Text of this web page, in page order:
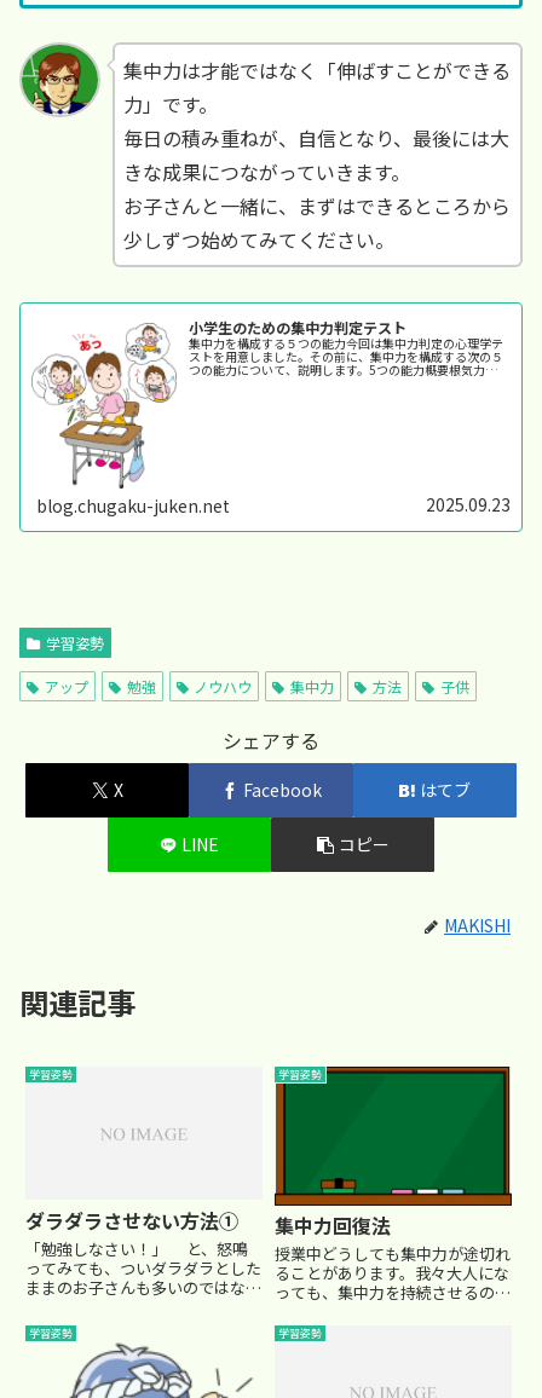
集中力は才能ではなく「伸ばすことができる
力」です。
毎日の積み重ねが、自信となり、最後には大
きな成果につながっていきます。
お子さんと一緒に、まずはできるところから
少しずつ始めてみてください。
小学生のための集中力判定テスト
集中力を構成する５つの能力今回は集中力判定の心理学テ
ストを用意しました。その前に、集中力を構成する次の５
つの能力について、説明します。5つの能力概要根気力集中
を持続する力。物事を達成するまで、いかに気持ちを保て
blog.chugaku-juken.net 2025.09.23
学習姿勢
アップ 勉強 ノウハウ 集中力 方法 子供
シェアする
X Facebook はてブ
LINE コピー
MAKISHI
関連記事
学習姿勢
ダラダラさせない方法①
「勉強しなさい！」 と、怒鳴
ってみても、ついダラダラとした
ままのお子さんも多いのではない
験勉強は楽なものではありませ
ん。 そこで今回は、出来る
だけダラダラさせずに勉強に取り
組ませるコツを紹介していこうと
学習姿勢
集中力回復法
授業中どうしても集中力が途切れ
ることがあります。我々大人にな
っても、集中力を持続させるのは
校説明会で長時間話を聞いている
り、ボーッとしてしまったり、眠
学習姿勢 学習姿勢